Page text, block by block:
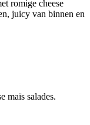
romige cheese
juicy van binnen en
maïs salades.